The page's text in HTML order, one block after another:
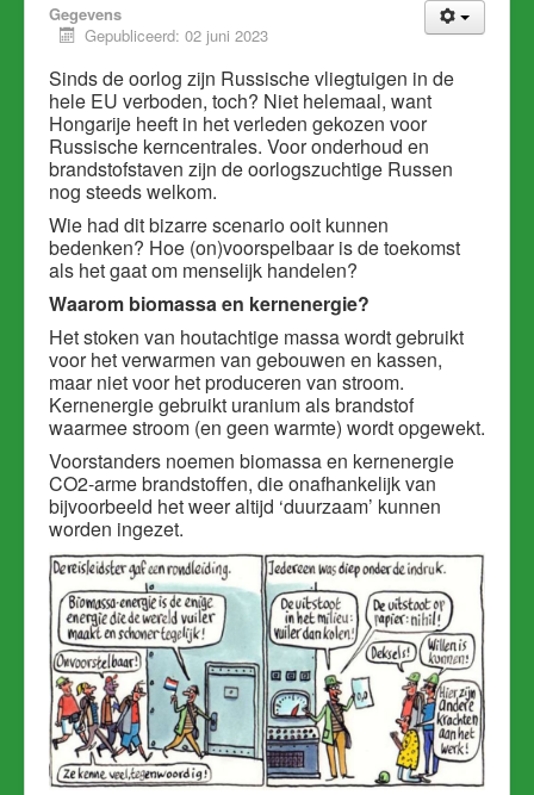
Duurzame links
Gegevens
Gepubliceerd: 02 juni 2023
Sinds de oorlog zijn Russische vliegtuigen in de
hele EU verboden, toch? Niet helemaal, want
Hongarije heeft in het verleden gekozen voor
Russische kerncentrales. Voor onderhoud en
brandstofstaven zijn de oorlogszuchtige Russen
nog steeds welkom.
Wie had dit bizarre scenario ooit kunnen
bedenken? Hoe (on)voorspelbaar is de toekomst
als het gaat om menselijk handelen?
Waarom biomassa en kernenergie?
Het stoken van houtachtige massa wordt gebruikt
voor het verwarmen van gebouwen en kassen,
maar niet voor het produceren van stroom.
Kernenergie gebruikt uranium als brandstof
waarmee stroom (en geen warmte) wordt opgewekt.
Voorstanders noemen biomassa en kernenergie
CO2-arme brandstoffen, die onafhankelijk van
bijvoorbeeld het weer altijd ‘duurzaam’ kunnen
worden ingezet.